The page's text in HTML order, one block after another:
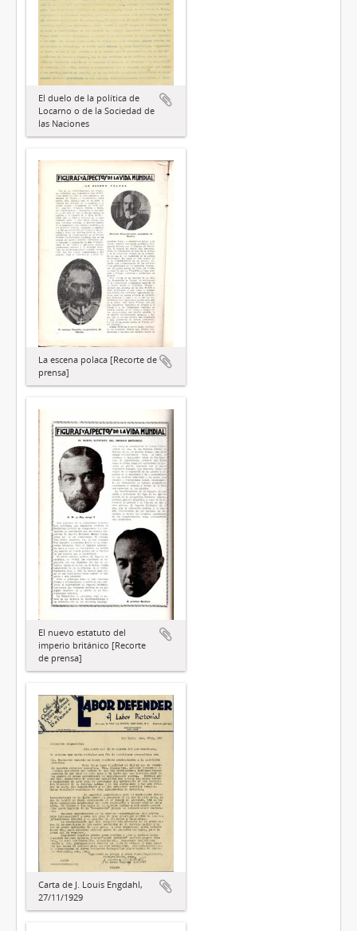
El duelo de la política de
Locarno o de la Sociedad de
las Naciones
La escena polaca [Recorte de
prensa]
El nuevo estatuto del
imperio británico [Recorte
de prensa]
Carta de J. Louis Engdahl,
27/11/1929